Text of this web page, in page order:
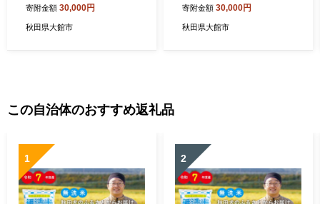
ル 職人 贈り物 贈答品 ギフト
プレゼント 記念日 誕生日 祝
寄附金額 30,000円
秋田県大館市
ade in Japan 秋田杉 木 軽量
シンプル 職人 贈り物 贈答品
寄附金額 30,000円
秋田県大館市
この自治体のおすすめ返礼品
1 2